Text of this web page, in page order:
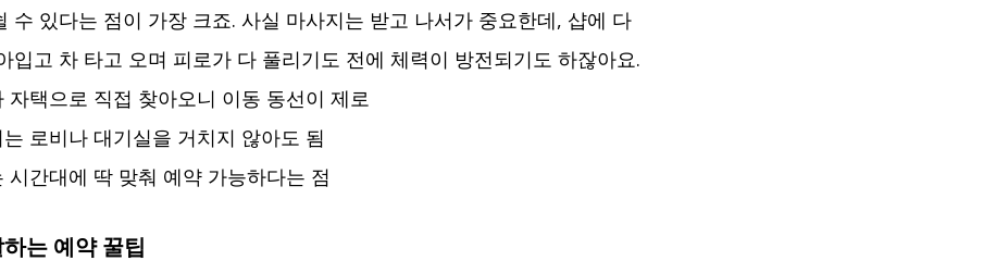
수 있다는 점이 가장 크죠. 사실 마사지는 받고 나서가 중요한데, 샵에 다
입고 차 타고 오며 피로가 다 풀리기도 전에 체력이 방전되기도 하잖아요.
자택으로 직접 찾아오니 이동 동선이 제로
로비나 대기실을 거치지 않아도 됨
시간대에 딱 맞춰 예약 가능하다는 점
는 예약 꿀팁